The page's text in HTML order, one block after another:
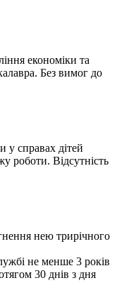
економіки та
Без вимог до
у справах дітей
роботи. Відсутність
нею трирічного
не менше 3 років
30 днів з дня